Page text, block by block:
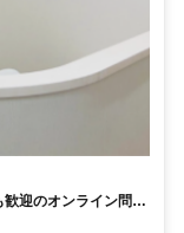
迎のオンライン問診